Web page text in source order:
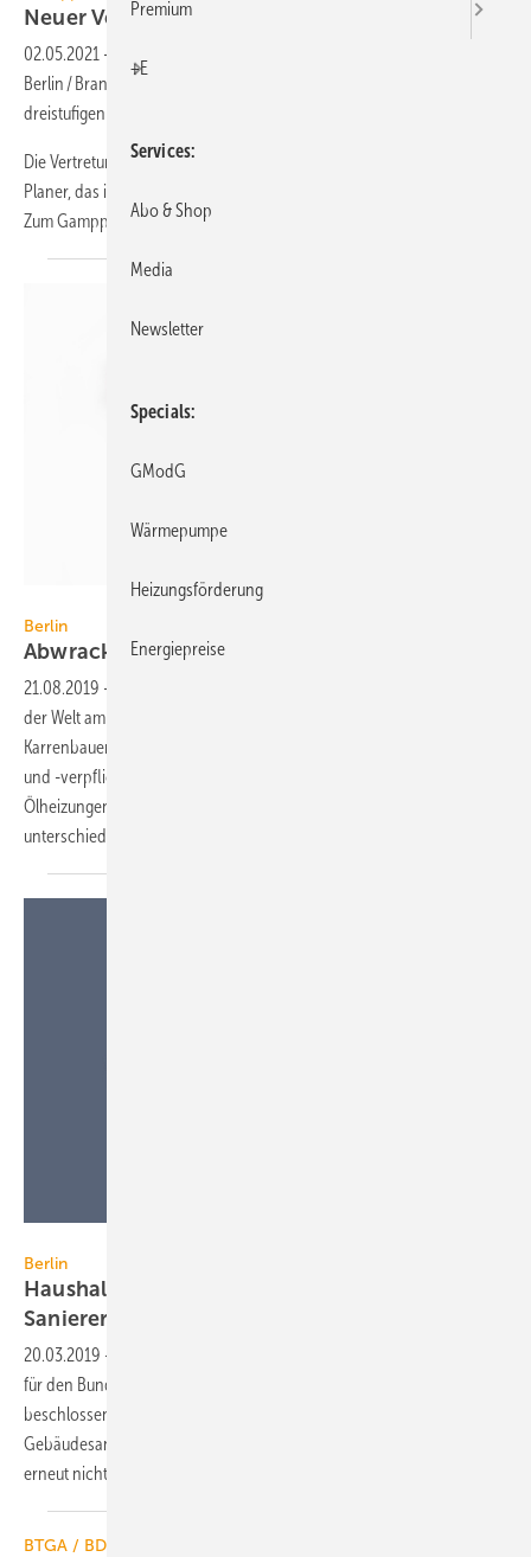
Neuer Vertrieb für Berlin /
02.05.2021 -
Berlin / Brandenburg von der BWS Werksvertretung Sanitär im
dreistufigen Vertrieb unterstützt.
Die Vertretung richtet sich mit den Produkten an Projektentwickler,
Planer, das installierende Fachhandwerk und den Fachgroßhandel.
ZumGampper...
Berlin
Abwrackprämie fürÖlheizungen
21.08.2019 -
der Welt am Sonntag vom 11. August 2019 haben Annegret Kramp-
Karrenbauer und Andreas Jung zum Erreichen der Klimaschutzziele
und -verpflichtungen unter anderem eine Abwrackprämie für
Ölheizungen in die Waagschale geworfen. Die Branche hat dazu
unterschiedliche
Berlin
Haushalt 2020 bislang ohne Steuerbonus für
Sanierer
20.03.2019 -
für den Bundeshaushalt 2020 und den Finanzplan 2020 bis 2023
beschlossen. Eine steuerliche Förderung der energetischen
Gebäudesanierung, wie im Koalitionsvertrag benannt, war dabei
erneut nicht vorgesehen.
BTGA / BDH / FGK / RLT-Herstellerverband
Premium
+E
Services
Abo & Shop
Media
Newsletter
Specials
GModG
Wärmepumpe
Heizungsförderung
Energiepreise